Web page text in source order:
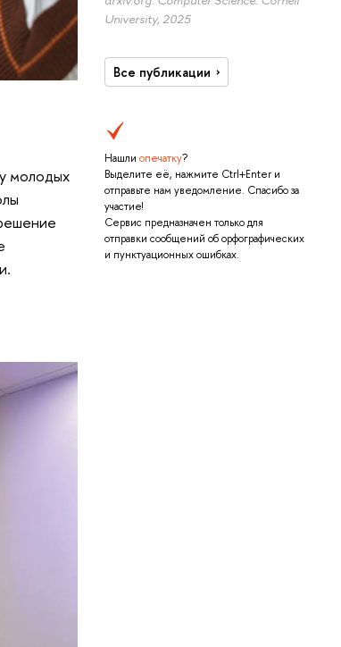
University, 2025
Все публикации
Нашли опечатку?
Выделите её, нажмите Ctrl+Enter и
отправьте нам уведомление. Спасибо за
участие!
Сервис предназначен только для
отправки сообщений об орфографических
и пунктуационных ошибках.
молодых